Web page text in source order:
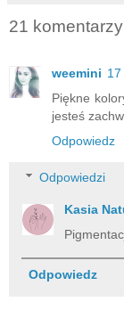
21
weemini
Piękne
jesteś
Odpowiedz
Odpowiedzi
Kasia
Odpowiedz